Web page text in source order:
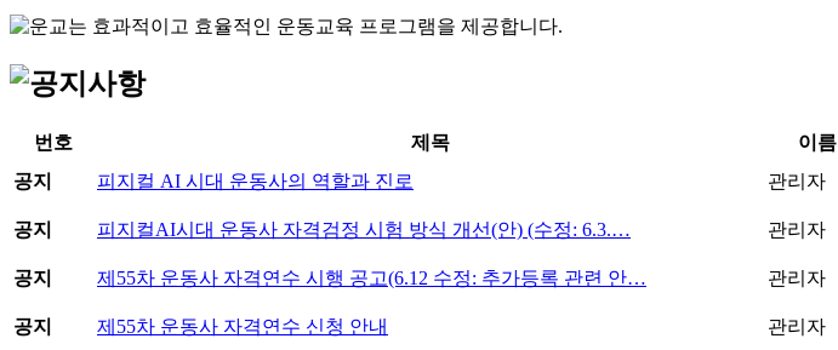
번호 제목 이름
공지
피지컬 AI 시대 운동사의 역할과 진로 관리자
공지 피지컬AI시대 운동사 자격검정 시험 방식 개선(안) (수정: 6.3.… 관리자
공지 제55차 운동사 자격연수 시행 공고(6.12 수정: 추가등록 관련 안… 관리자
공지 제55차 운동사 자격연수 신청 안내 관리자